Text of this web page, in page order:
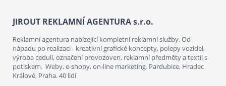
JIROUT REKLAMNÍ AGENTURA s.r.o.
Reklamní agentura nabízející kompletní reklamní služby. Od
nápadu po realizaci - kreativní grafické koncepty, polepy vozidel,
výroba cedulí, označení provozoven, reklamní předměty a textil s
potiskem. Weby, e-shopy, on-line marketing. Pardubice, Hradec
Králové, Praha. 40 lidí